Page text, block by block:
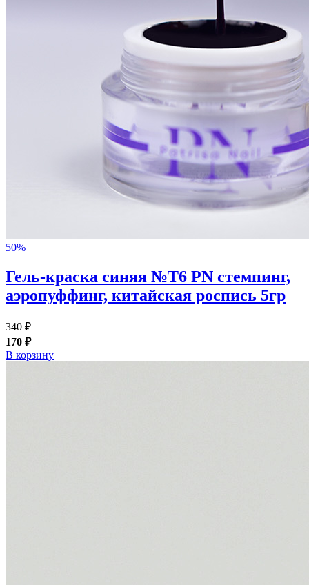
50%
Гель-краска синяя №T6 PN стемпинг,
аэропуффинг, китайская роспись 5гр
340 ₽
170 ₽
В корзину